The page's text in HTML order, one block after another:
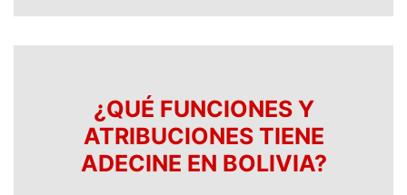
¿QUÉ FUNCIONES Y
ATRIBUCIONES TIENE
ADECINE EN BOLIVIA?